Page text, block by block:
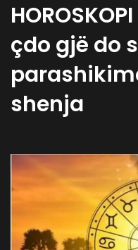
çdo gjë do
shenja